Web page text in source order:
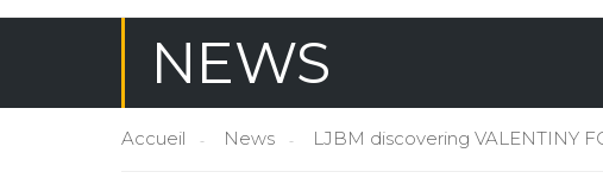
NEWS
Accueil News LJBM discovering VALENTINY